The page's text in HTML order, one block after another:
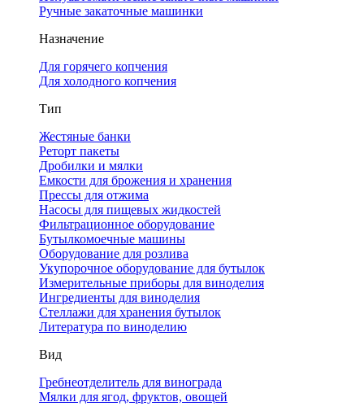
Ручные закаточные машинки
Назначение
Для горячего копчения
Для холодного копчения
Тип
Жестяные банки
Реторт пакеты
Дробилки и мялки
Емкости для брожения и хранения
Прессы для отжима
Насосы для пищевых жидкостей
Фильтрационное оборудование
Бутылкомоечные машины
Оборудование для розлива
Укупорочное оборудование для бутылок
Измерительные приборы для виноделия
Ингредиенты для виноделия
Стеллажи для хранения бутылок
Литература по виноделию
Вид
Гребнеотделитель для винограда
Мялки для ягод, фруктов, овощей